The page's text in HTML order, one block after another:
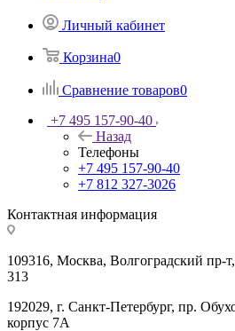
Личный кабинет
Корзина0
Сравнение товаров0
+7 495 157-90-40
Назад
Телефоны
+7 495 157-90-40
+7 812 327-3026
Контактная информация
109316, Москва, Волгоградский пр-
313
192029, г. Санкт-Петербург, пр.
корпус 7А